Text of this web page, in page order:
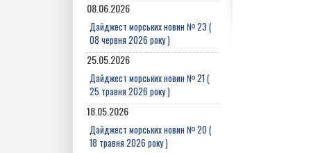
08.06.2026
Дайджест морських новин № 23 (
08 червня 2026 року )
25.05.2026
Дайджест морських новин № 21 (
25 травня 2026 року )
18.05.2026
Дайджест морських новин № 20 (
18 травня 2026 року )